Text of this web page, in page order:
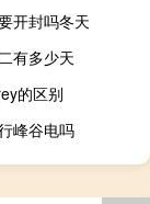
开封吗冬天
有多少天
的区别
峰谷电吗